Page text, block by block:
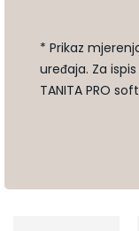
* Prikaz
uređaja. Za
TANITA PRO